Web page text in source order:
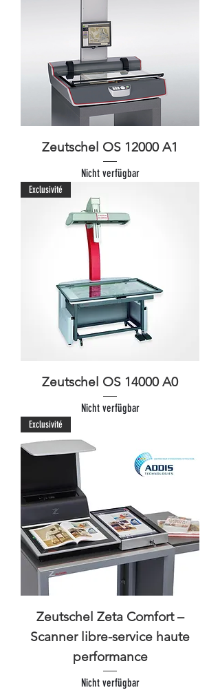
Zeutschel OS 12000 A1
Nicht verfügbar
Exclusivité
Zeutschel OS 14000 A0
Nicht verfügbar
Exclusivité
Zeutschel Zeta Comfort –
Scanner libre-service haute
performance
Nicht verfügbar